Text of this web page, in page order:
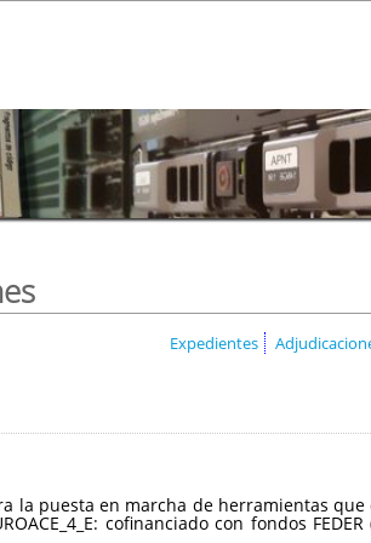
Expedientes
la puesta en marcha de herramientas que
cofinanciado con fondos